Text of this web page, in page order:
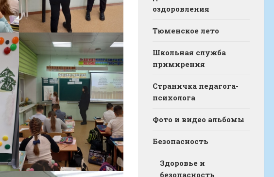
оздоровления
Тюменское лето
Школьная служба
примирения
Страничка педагога-
психолога
Фото и видео альбомы
Безопасность
Здоровье и
безопасность